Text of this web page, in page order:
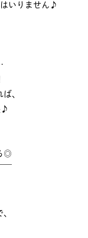
いりません♪
、
♪
◎